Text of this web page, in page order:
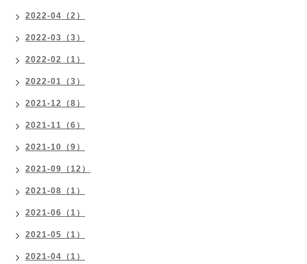
2022-04（2）
2022-03（3）
2022-02（1）
2022-01（3）
2021-12（8）
2021-11（6）
2021-10（9）
2021-09（12）
2021-08（1）
2021-06（1）
2021-05（1）
2021-04（1）